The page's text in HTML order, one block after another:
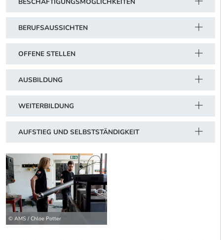
BESCHÄFTIGUNGSMÖGLICHKEITEN
BERUFSAUSSICHTEN
OFFENE STELLEN
AUSBILDUNG
WEITERBILDUNG
AUFSTIEG UND SELBSTSTÄNDIGKEIT
© AMS / Chloe Potter